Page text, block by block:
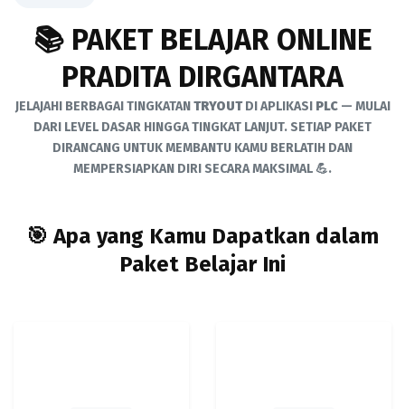
📚 PAKET BELAJAR ONLINE
PRADITA DIRGANTARA
JELAJAHI BERBAGAI TINGKATANTRYOUTDI APLIKASI PLC— MULAI
DARI LEVEL DASAR HINGGA TINGKAT LANJUT. SETIAP PAKET
DIRANCANG UNTUK MEMBANTU KAMU BERLATIH DAN
MEMPERSIAPKAN DIRI SECARA MAKSIMAL 💪.
🎯 Apa yang Kamu Dapatkan dalam
Paket Belajar Ini